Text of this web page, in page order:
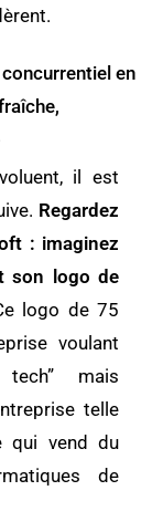
en
il est
Regardez
: imaginez
son logo de
logo de 75
voulant
mais
telle
qui vend du
de